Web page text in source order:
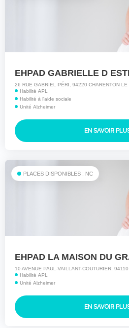
EHPAD GABRIELLE D
26 RUE GABRIEL PÉRI, 94220 CHARENTON LE
Habilité APL
Habilité à l'aide sociale
Unité Alzheimer
EN SAVOIR
PLACES DISPONIBLES : NC
EHPAD LA MAISON DU
10 AVENUE PAUL-VAILLANT-COUTURIER,
Habilité APL
Unité Alzheimer
EN SAVOIR